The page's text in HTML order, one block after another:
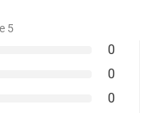
5
0
0
0